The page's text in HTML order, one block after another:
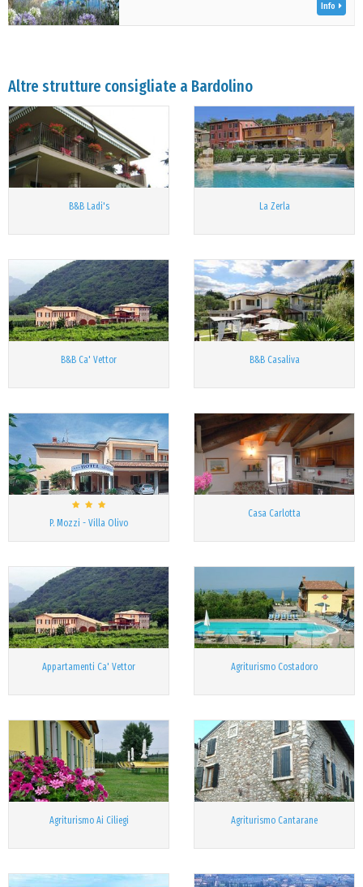
Info
Altre strutture consigliate a Bardolino
B&B Ladi's La Zerla
B&B Ca' Vettor B&B Casaliva
P. Mozzi - Villa Olivo
Casa Carlotta
Appartamenti Ca' Vettor Agriturismo Costadoro
Agriturismo Ai Ciliegi Agriturismo Cantarane